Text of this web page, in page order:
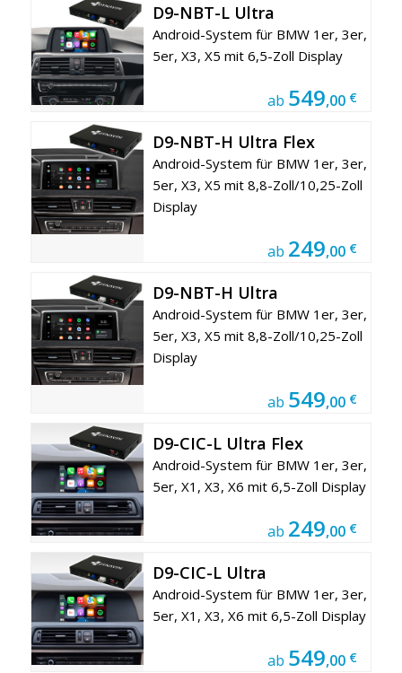
D9-NBT-L Ultra
Android-System für BMW 1er, 3er,
5er, X3, X5 mit 6,5-Zoll Display
ab 549,00 €
D9-NBT-H Ultra Flex
Android-System für BMW 1er, 3er,
5er, X3, X5 mit 8,8-Zoll/10,25-Zoll
Display
ab 249,00 €
D9-NBT-H Ultra
Android-System für BMW 1er, 3er,
5er, X3, X5 mit 8,8-Zoll/10,25-Zoll
Display
ab 549,00 €
D9-CIC-L Ultra Flex
Android-System für BMW 1er, 3er,
5er, X1, X3, X6 mit 6,5-Zoll Display
ab 249,00 €
D9-CIC-L Ultra
Android-System für BMW 1er, 3er,
5er, X1, X3, X6 mit 6,5-Zoll Display
ab 549,00 €